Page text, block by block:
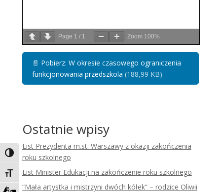
Toggle High Contrast
Toggle Font size
Page 1 / 1 Zoom 100%
📄 Pobierz: W okresie czasowego ograniczenia
funkcjonowania przedszkola (188,99 KB)
Ostatnie wpisy
List Prezydenta m.st. Warszawy z okazji zakończenia
roku szkolnego
List Minister Edukacji na zakończenie roku szkolnego
“Mała artystka i mistrzyni dwóch kółek” – rodzice Oliwii